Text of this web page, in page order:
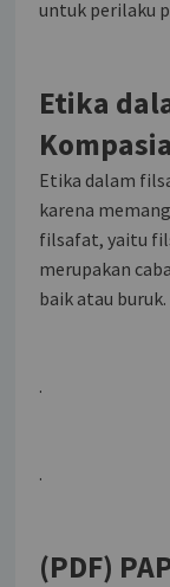
untuk perilaku
Etika
Etika dalam
karena
filsafat, yaitu
merupakan
baik atau buruk.
.
.
(PDF)